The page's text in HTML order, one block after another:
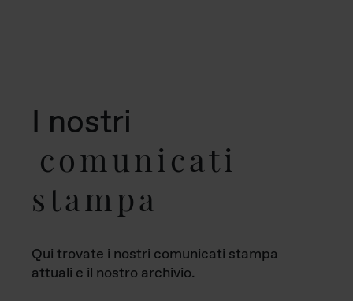
I nostri
comunicati
stampa
Qui trovate i nostri comunicati stampa
attuali e il nostro archivio.